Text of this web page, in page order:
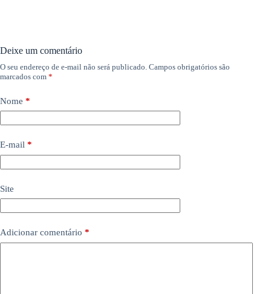
Deixe um comentário
O seu endereço de e-mail não será publicado. Campos obrigatórios são
marcados com *
Nome *
E-mail *
Site
Adicionar comentário *